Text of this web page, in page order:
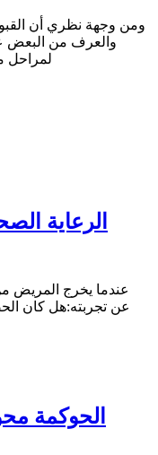
ومن وجهة نظري أن
والعرف من البعض
لمراحل
الرعاية
عندما يخرج المريض
عن تجربته:هل كان
الحوكمة